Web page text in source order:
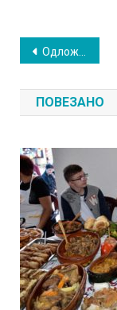
Кретање
чланка
Одложена акција планинара „Мали ртањски врховиˮ
ПОВЕЗАНО